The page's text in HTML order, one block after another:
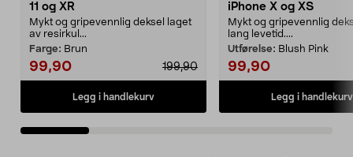
11 og XR
Mykt og gripevennlig deksel laget
av resirkul...
Farge: Brun
99,90 199,90
Legg i handlekurv
iPhone X og XS
Mykt og gripevennlig
lang levetid....
Utførelse: Blush Pink
99,90
Legg i handlekurv